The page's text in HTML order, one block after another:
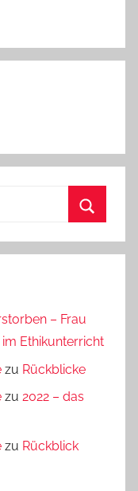
– Frau
Ethikunterricht
zu Rückblicke
zu 2022 – das
zu Rückblick